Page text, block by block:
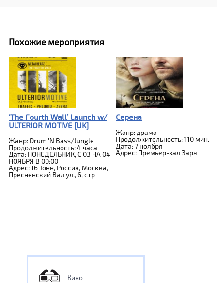
Похожие мероприятия
‘The Fourth Wall’ Launch w/
ULTERIOR MOTIVE [UK]
Жанр: Drum 'N Bass/Jungle
Продолжительность: 4 часа
Дата: ПОНЕДЕЛЬНИК, C 03 НА 04
НОЯБРЯ В 00:00
Адрес: 16 Тонн, Россия, Москва,
Пресненский Вал ул., 6, стр
Серена
Жанр: драма
Продолжительность: 110 мин.
Дата: 7 ноября
Адрес: Премьер-зал Заря
Кино